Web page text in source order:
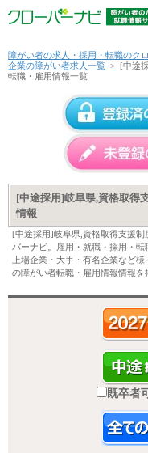
障がい者の求人・採用・転職のク
企業の障がい者求人一覧 > [中途
転職・雇用情報一覧
[中途採用]岐阜県,資格取得
情報
[中途採用]岐阜県,資格取得支援制
バーナビ。雇用・就職・採用・転
上場企業・大手・有名企業など
の障がい者転職・雇用情報情報を
既卒者